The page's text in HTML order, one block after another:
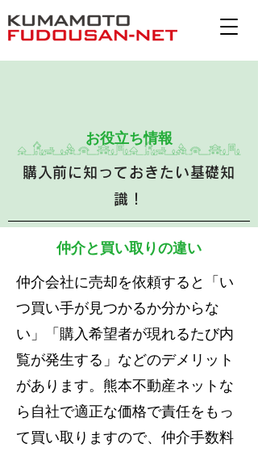
お役立ち情報
購入前に知っておきたい基礎知
識！
仲介と買い取りの違い
仲介会社に売却を依頼すると「い
つ買い手が見つかるか分からな
い」「購入希望者が現れるたび内
覧が発生する」などのデメリット
があります。熊本不動産ネットな
ら自社で適正な価格で責任をもっ
て買い取りますので、仲介手数料